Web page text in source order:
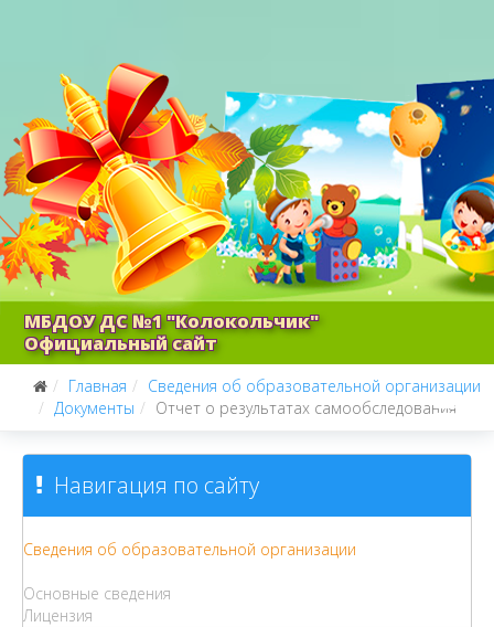
МБДОУ ДС №1 "Колокольчик"
Официальный сайт
Главная
Сведения об образовательной организации
Документы
Отчет о результатах самообследования
Навигация по сайту
Сведения об образовательной организации
Основные сведения
Лицензия